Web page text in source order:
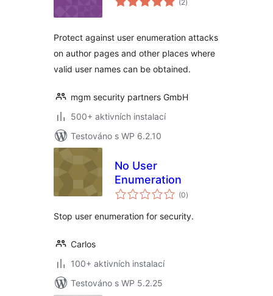
(2hodnocení
)
Protect against user enumeration attacks
on author pages and other places where
valid user names can be obtained.
mgm security partners GmbH
500+ aktivních instalací
Testováno s WP 6.2.10
No User
Enumeration
(0celkové
hodnocení
)
Stop user enumeration for security.
Carlos
100+ aktivních instalací
Testováno s WP 5.2.25